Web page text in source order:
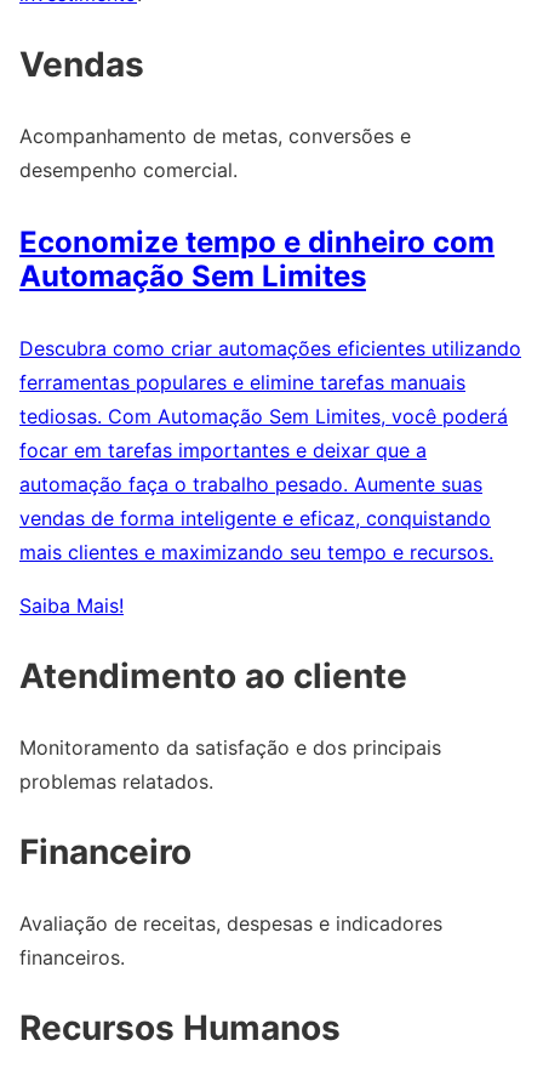
Vendas
Acompanhamento de metas, conversões e
desempenho comercial.
Economize tempo e dinheiro com
Automação Sem Limites
Descubra como criar automações eficientes utilizando
ferramentas populares e elimine tarefas manuais
tediosas. Com Automação Sem Limites, você poderá
focar em tarefas importantes e deixar que a
automação faça o trabalho pesado. Aumente suas
vendas de forma inteligente e eficaz, conquistando
mais clientes e maximizando seu tempo e recursos.
Saiba Mais!
Atendimento ao cliente
Monitoramento da satisfação e dos principais
problemas relatados.
Financeiro
Avaliação de receitas, despesas e indicadores
financeiros.
Recursos Humanos